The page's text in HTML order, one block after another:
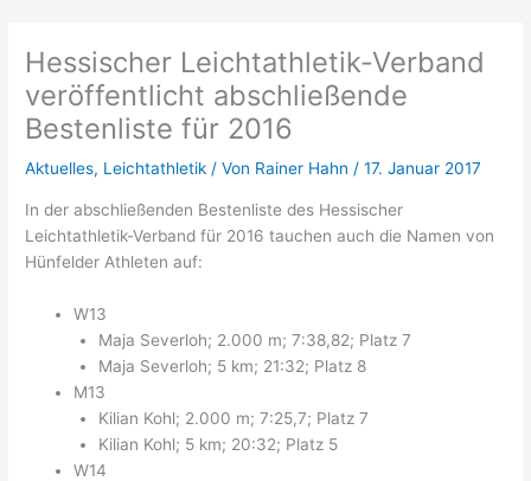
Hessischer Leichtathletik-Verband
veröffentlicht abschließende
Bestenliste für 2016
Aktuelles, Leichtathletik / Von Rainer Hahn/17. Januar 2017
In der abschließenden Bestenliste des Hessischer
Leichtathletik-Verband für 2016 tauchen auch die Namen von
Hünfelder Athleten auf:
W13
Maja Severloh; 2.000 m; 7:38,82; Platz 7
Maja Severloh; 5 km; 21:32; Platz 8
M13
Kilian Kohl; 2.000 m; 7:25,7; Platz 7
Kilian Kohl; 5 km; 20:32; Platz 5
W14